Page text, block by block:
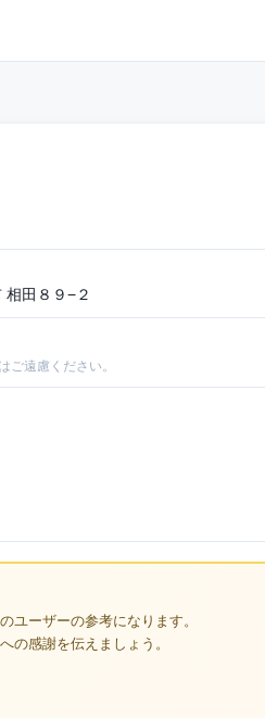
田８９−２
ご遠慮ください。
ユーザーの参考になります。
の感謝を伝えましょう。